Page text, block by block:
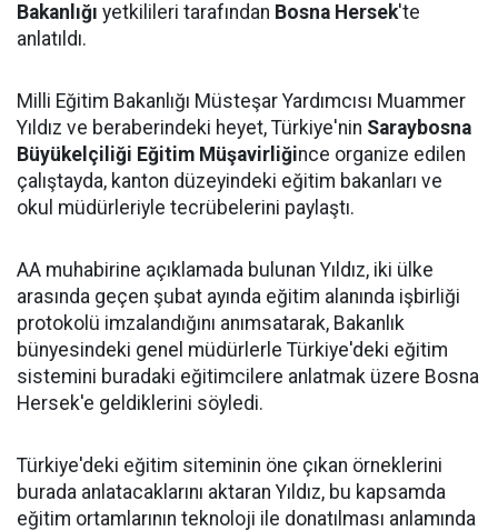
Bakanlığı yetkilileri tarafından Bosna Hersek'te
anlatıldı.
Milli Eğitim Bakanlığı Müsteşar Yardımcısı Muammer
Yıldız ve beraberindeki heyet, Türkiye'nin Saraybosna
Büyükelçiliği Eğitim Müşavirliğince organize edilen
çalıştayda, kanton düzeyindeki eğitim bakanları ve
okul müdürleriyle tecrübelerini paylaştı.
AA muhabirine açıklamada bulunan Yıldız, iki ülke
arasında geçen şubat ayında eğitim alanında işbirliği
protokolü imzalandığını anımsatarak, Bakanlık
bünyesindeki genel müdürlerle Türkiye'deki eğitim
sistemini buradaki eğitimcilere anlatmak üzere Bosna
Hersek'e geldiklerini söyledi.
Türkiye'deki eğitim siteminin öne çıkan örneklerini
burada anlatacaklarını aktaran Yıldız, bu kapsamda
eğitim ortamlarının teknoloji ile donatılması anlamında